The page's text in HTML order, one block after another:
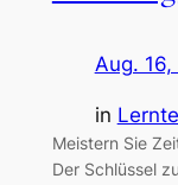
Aug.
in
Meistern Sie
Der Schlüssel